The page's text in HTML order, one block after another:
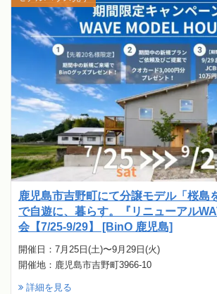
鹿児島市吉野町にて分譲モデル「桜島
で自遊に、暮らす。『リニューアル
会【7/25-9/29】 [BinO 鹿児島]
開催日：7月25日(土)〜9月29日(火)
開催地：鹿児島市吉野町3966-10
詳細を見る